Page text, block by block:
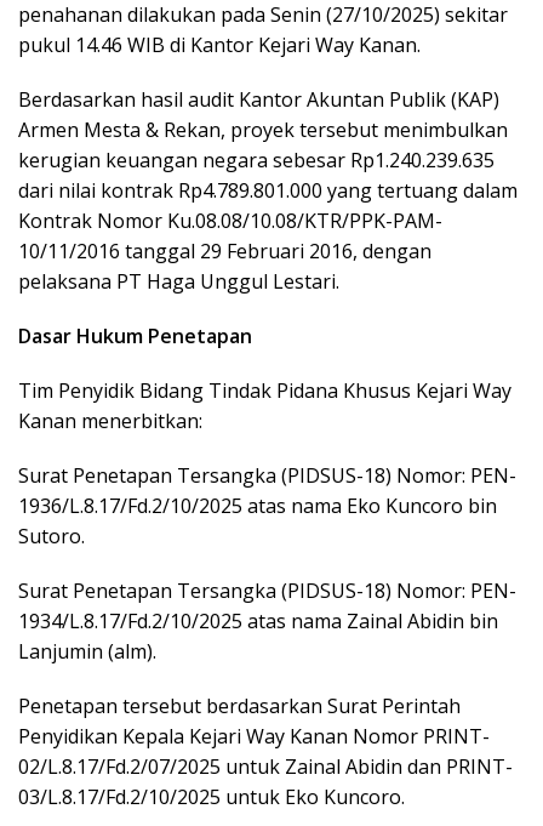
penahanan dilakukan pada Senin (27/10/2025) sekitar
pukul 14.46 WIB di Kantor Kejari Way Kanan.
Berdasarkan hasil audit Kantor Akuntan Publik (KAP)
Armen Mesta & Rekan, proyek tersebut menimbulkan
kerugian keuangan negara sebesar Rp1.240.239.635
dari nilai kontrak Rp4.789.801.000 yang tertuang dalam
Kontrak Nomor Ku.08.08/10.08/KTR/PPK-PAM-
10/11/2016 tanggal 29 Februari 2016, dengan
pelaksana PT Haga Unggul Lestari.
Dasar Hukum Penetapan
Tim Penyidik Bidang Tindak Pidana Khusus Kejari Way
Kanan menerbitkan:
Surat Penetapan Tersangka (PIDSUS-18) Nomor: PEN-
1936/L.8.17/Fd.2/10/2025 atas nama Eko Kuncoro bin
Sutoro.
Surat Penetapan Tersangka (PIDSUS-18) Nomor: PEN-
1934/L.8.17/Fd.2/10/2025 atas nama Zainal Abidin bin
Lanjumin (alm).
Penetapan tersebut berdasarkan Surat Perintah
Penyidikan Kepala Kejari Way Kanan Nomor PRINT-
02/L.8.17/Fd.2/07/2025 untuk Zainal Abidin dan PRINT-
03/L.8.17/Fd.2/10/2025 untuk Eko Kuncoro.